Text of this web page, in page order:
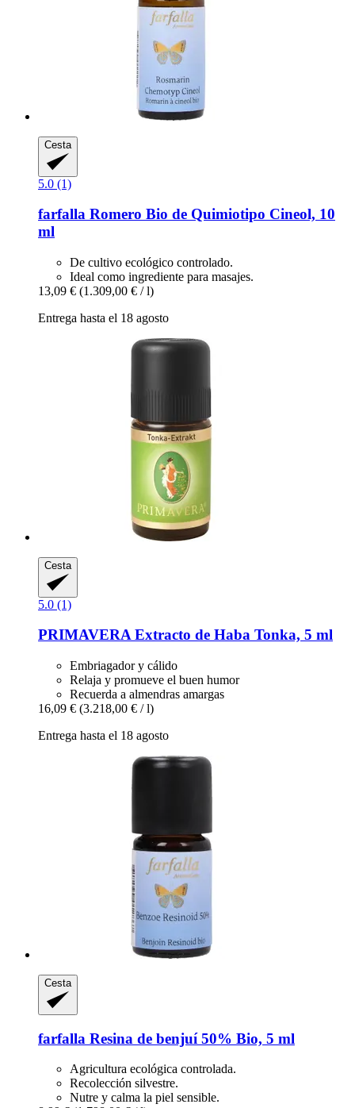
Cesta
5.0 (1)
farfalla Romero Bio de Quimiotipo Cineol, 10
ml
De cultivo ecológico controlado.
Ideal como ingrediente para masajes.
13,09 € (1.309,00 € / l)
Entrega hasta el 18 agosto
Cesta
5.0 (1)
PRIMAVERAExtracto de Haba Tonka, 5 ml
Embriagador y cálido
Relaja y promueve el buen humor
Recuerda a almendras amargas
16,09 € (3.218,00 € / l)
Entrega hasta el 18 agosto
Cesta
farfalla Resina de benjuí 50% Bio, 5 ml
Agricultura ecológica controlada.
Recolección silvestre.
Nutre y calma la piel sensible.